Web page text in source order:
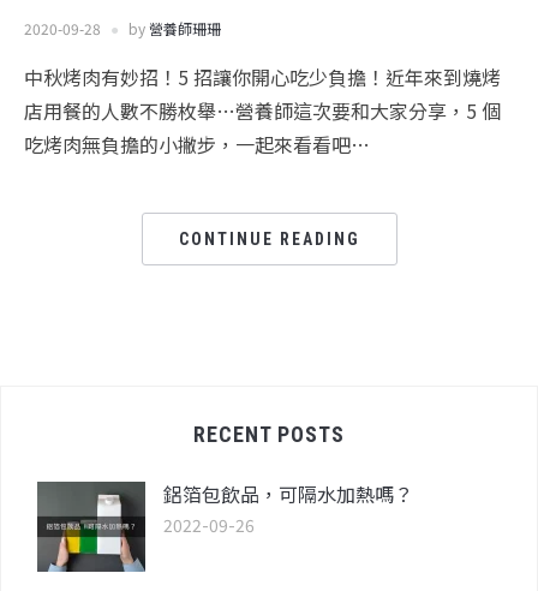
2020-09-28 by營養師珊珊
中秋烤肉有妙招！5 招讓你開心吃少負擔！近年來到燒烤
店用餐的人數不勝枚舉…營養師這次要和大家分享，5 個
吃烤肉無負擔的小撇步，一起來看看吧…
CONTINUE READING
RECENT POSTS
鋁箔包飲品，可隔水加熱嗎？
2022-09-26